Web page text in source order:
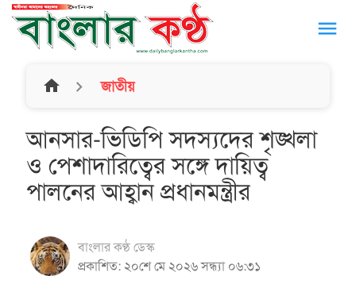
menu
home জাতীয়
আনসার-ভিডিপি সদস্যদের শৃঙ্খলা
ও পেশাদারিত্বের সঙ্গে দায়িত্ব
পালনের আহ্বান প্রধানমন্ত্রীর
বাংলার কণ্ঠ ডেস্ক
প্রকাশিত: ২০শে মে ২০২৬ সন্ধ্যা ০৬:৩১